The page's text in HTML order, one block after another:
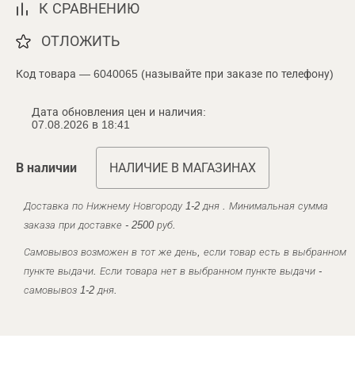
К СРАВНЕНИЮ
ОТЛОЖИТЬ
Код товара — 6040065 (называйте при заказе по телефону)
Дата обновления цен и наличия:
07.08.2026 в 18:41
В наличии НАЛИЧИЕ В МАГАЗИНАХ
Доставка по Нижнему Новгороду 1-2 дня . Минимальная сумма
заказа при доставке - 2500 руб.
Самовывоз возможен в тот же день, если товар есть в выбранном
пункте выдачи. Если товара нет в выбранном пункте выдачи -
самовывоз 1-2 дня.